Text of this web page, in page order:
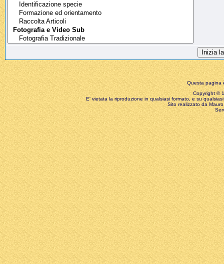
Questa pagina
Copyright ©
E' vietata la riproduzione in qualsiasi formato, e su
Sito realizzato da